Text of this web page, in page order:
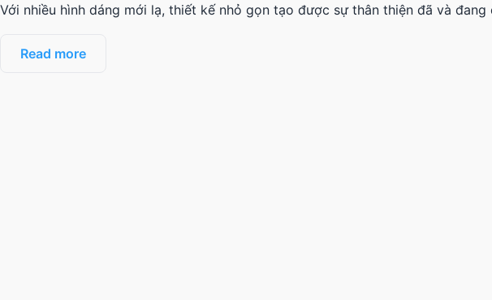
Với nhiều hình dáng mới lạ, thiết kế nhỏ gọn tạo được sự thân thiện đã và
Read more